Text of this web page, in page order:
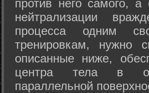
против него самого, а
нейтрализации
процесса одним
тренировкам, нужно
описанные ниже,
центра тела в
параллельной